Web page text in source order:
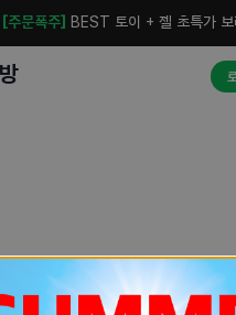
[주문폭주] BEST 토이 + 젤 초특가 보